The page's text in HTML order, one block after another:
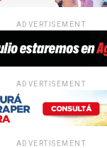
ADVERTISEMENT
ADVERTISEMENT
ADVERTISEMENT